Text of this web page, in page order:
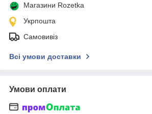
Магазини Rozetka
Укрпошта
Самовивіз
Всі умови доставки
Умови оплати